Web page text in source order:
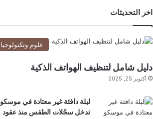
اخر التحديثات
علوم وتكنولوجيا
دليل شامل لتنظيف الهواتف الذكية
أكتوبر 25, 2025
ليلة دافئة غير معتادة في موسكو
تدخل سجّلات الطقس منذ عقود